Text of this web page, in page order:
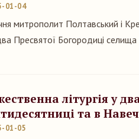
01-04
митрополит Полтавський і
Пресвятої Богородиці
літургія у
та в
01-05